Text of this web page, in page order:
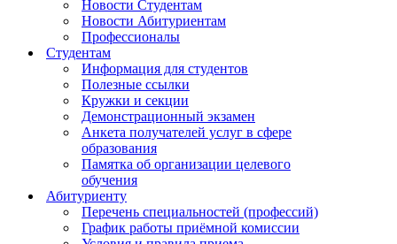
Новости Студентам
Новости Абитуриентам
Профессионалы
Студентам
Информация для студентов
Полезные ссылки
Кружки и секции
Демонстрационный экзамен
Анкета получателей услуг в сфере
образования
Памятка об организации целевого
обучения
Абитуриенту
Перечень специальностей (профессий)
График работы приёмной комиссии